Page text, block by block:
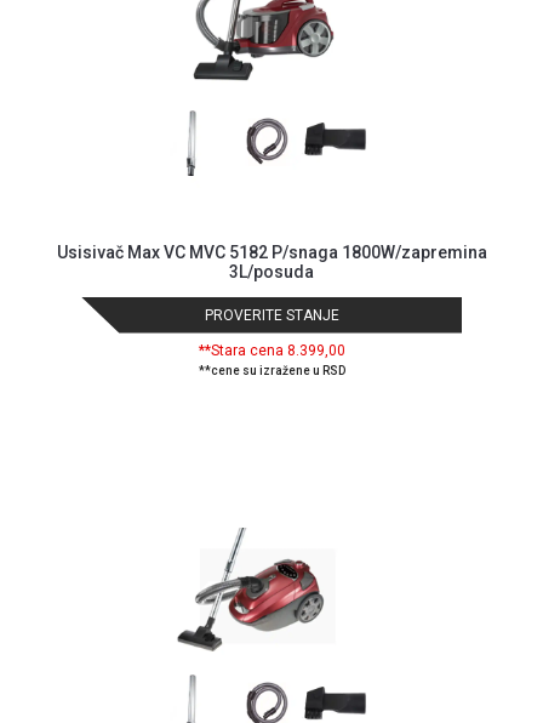
Usisivač Max VC MVC 5182 P/snaga 1800W/zapremina
3L/posuda
PROVERITE STANJE
**Stara cena 8.399,00
**cene su izražene u RSD